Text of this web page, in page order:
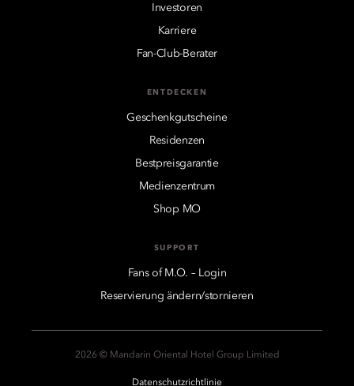
Investoren
Karriere
Fan-Club-Berater
ENTDECKEN
Geschenkgutscheine
Residenzen
Bestpreisgarantie
Medienzentrum
Shop MO
SUPPORT
Fans of M.O. – Login
Reservierung ändern/stornieren
2026 © Mandarin Oriental Hotel Group Limited
Datenschutzrichtlinie